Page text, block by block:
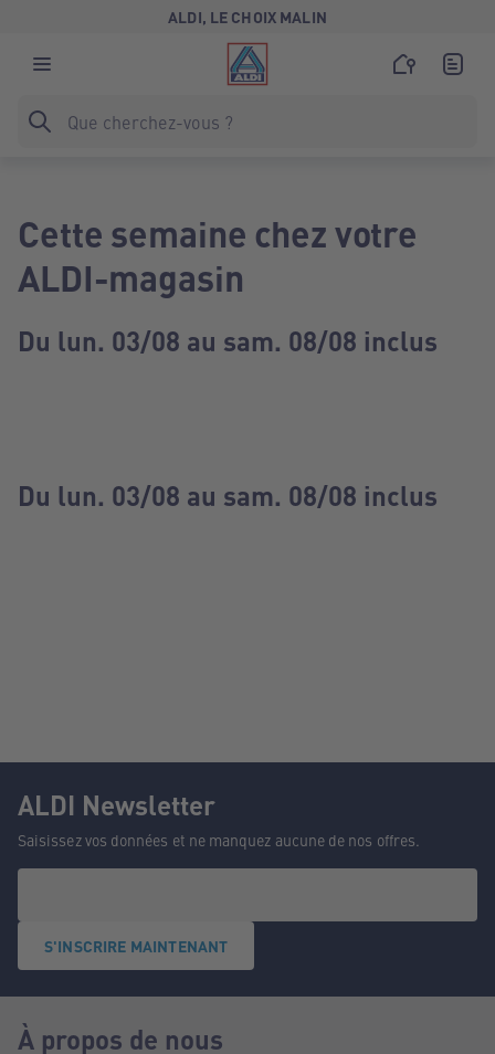
ALDI, LE CHOIX MALIN
Cette semaine chez votre
ALDI-magasin
Du lun. 03/08 au sam. 08/08 inclus
Du lun. 03/08 au sam. 08/08 inclus
ALDI Newsletter
Saisissez vos données et ne manquez aucune de nos offres.
S'INSCRIRE MAINTENANT
À propos de nous